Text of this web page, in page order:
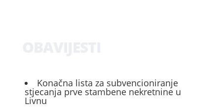
Konačna lista za subvencioniranje
stjecanja prve stambene nekretnine u
Livnu